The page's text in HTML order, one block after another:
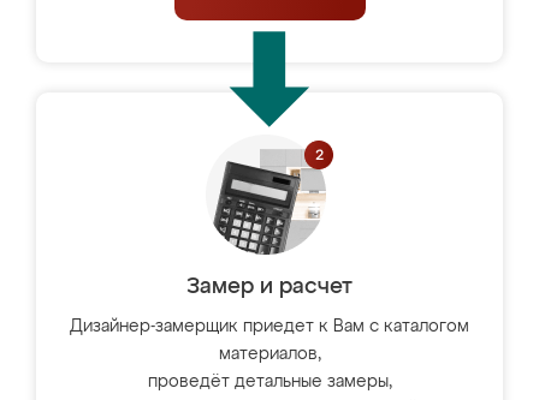
Замер и расчет
Дизайнер-замерщик приедет к Вам с каталогом
материалов,
проведёт детальные замеры,